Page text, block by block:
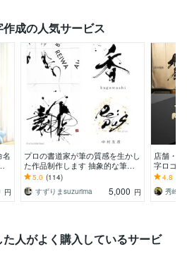
成の人気サービス
名
円
プロの書道家が筆の質感を生かし
た作品制作します 抽象的な筆文
字から多様な書体に対応します。
墨絵ご希望の方も。
5.0 (114)
すずりまsuzurima
5,000 円
店舗・
字ロゴ
簾・商
対応〜
4.8
人がよく購入しているサービ